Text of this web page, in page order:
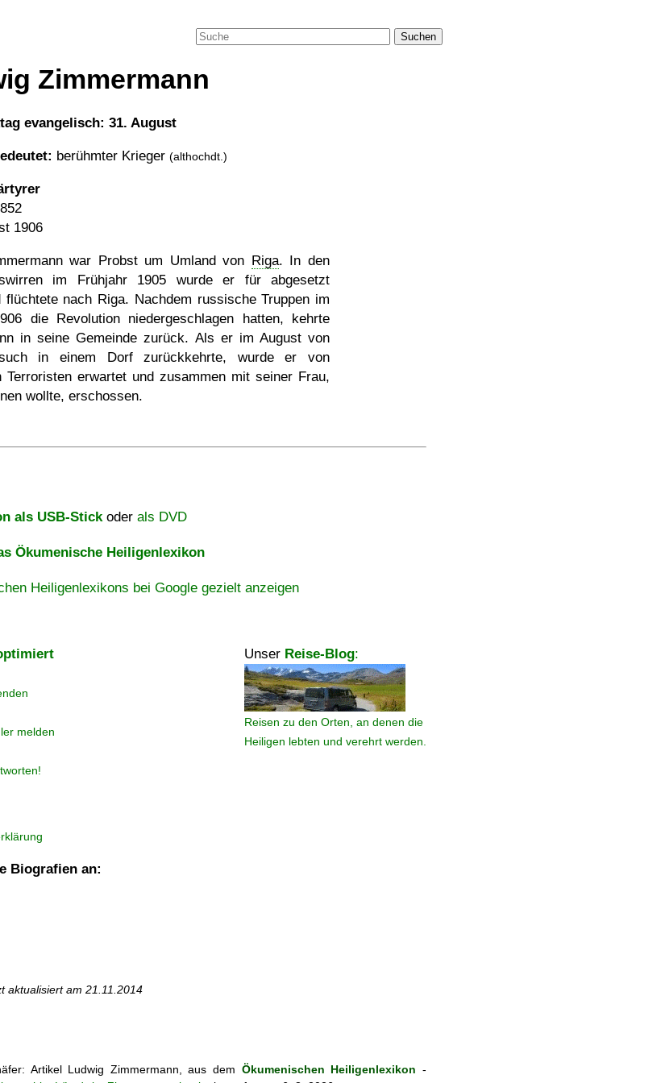
Suchen
Zimmermann
evangelisch: 31. August
berühmter Krieger (althochdt.)
1906
war Probst um Umland von Riga. In den
im Frühjahr 1905 wurde er für abgesetzt
flüchtete nach Riga. Nachdem russische Truppen im
die Revolution niedergeschlagen hatten, kehrte
in seine Gemeinde zurück. Als er im August von
in einem Dorf zurückkehrte, wurde er von
Terroristen erwartet und zusammen mit seiner Frau,
wollte, erschossen.
als USB-Stickoder als DVD
Ökumenische Heiligenlexikon
Heiligenlexikons bei Google gezielt anzeigen
Unser Reise-Blog:
Reisen zu den Orten, an denen die
Heiligen lebten und verehrt werden.
melden
Biografien an:
aktualisiert am 21.11.2014
Artikel Ludwig Zimmermann, aus dem Ökumenischen Heiligenlexikon -